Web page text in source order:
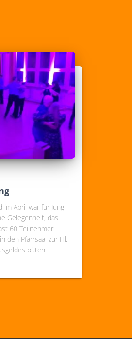
im April war für Jung
Gelegenheit, das
60 Teilnehmer
den Pfarrsaal zur Hl.
bitten